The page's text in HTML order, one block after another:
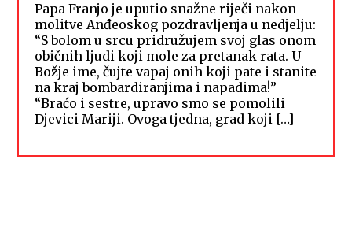
Papa Franjo je uputio snažne riječi nakon
molitve Anđeoskog pozdravljenja u nedjelju:
“S bolom u srcu pridružujem svoj glas onom
običnih ljudi koji mole za pretanak rata. U
Božje ime, čujte vapaj onih koji pate i stanite
na kraj bombardiranjima i napadima!”
“Braćo i sestre, upravo smo se pomolili
Djevici Mariji. Ovoga tjedna, grad koji […]